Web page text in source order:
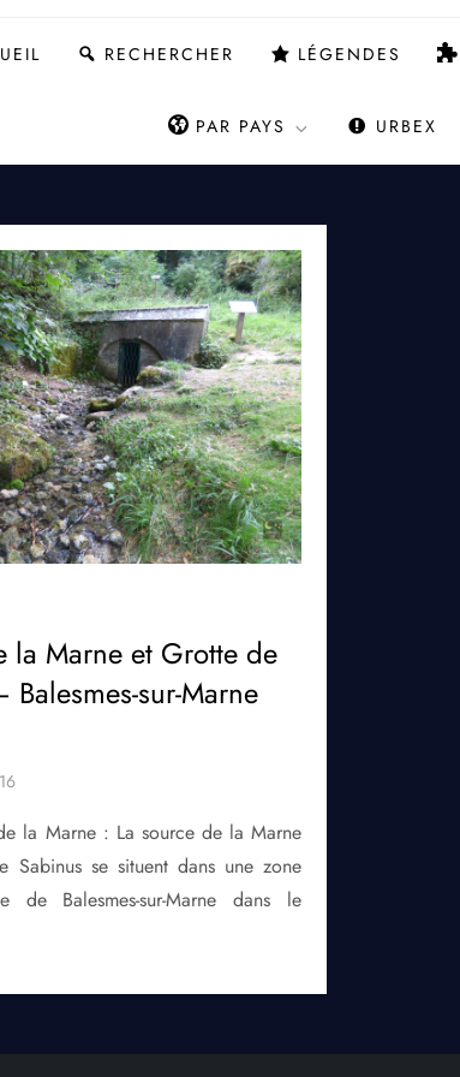
RECHERCHER LÉGENDES
PAR PAYS URBEX
la Marne et Grotte de
Balesmes-sur-Marne
la Marne : La source de la Marne
Sabinus se situent dans une zone
de Balesmes-sur-Marne dans le